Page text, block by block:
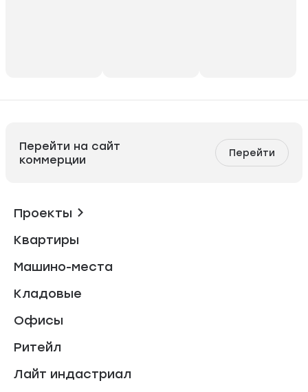
Перейти на сайт
коммерции
Перейти
Проекты
Квартиры
Машино-места
Кладовые
Офисы
Ритейл
Лайт индастриал